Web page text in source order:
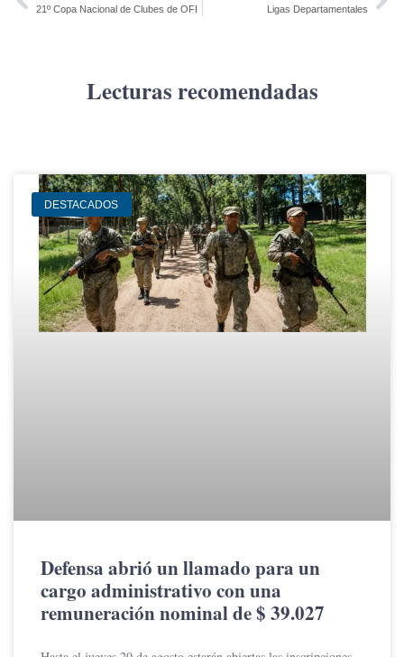
21º Copa Nacional de Clubes de OFI Ligas Departamentales
Lecturas recomendadas
DESTACADOS
Defensa abrió un llamado para un
cargo administrativo con una
remuneración nominal de $ 39.027